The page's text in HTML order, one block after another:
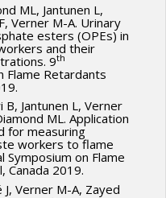
ML, Jantunen L,
Verner M-A. Urinary
esters (OPEs) in
and their
9th
Flame Retardants
B, Jantunen L, Verner
ML. Application
for measuring
workers to flame
Symposium on Flame
Canada 2019.
J, Verner M-A, Zayed